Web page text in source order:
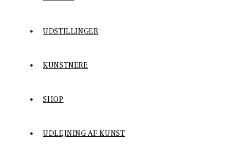
UDSTILLINGER
KUNSTNERE
SHOP
UDLEJNING AF KUNST